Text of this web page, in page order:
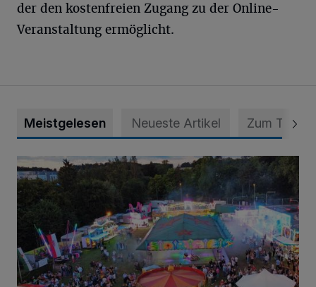
der den kostenfreien Zugang zu der Online-
Veranstaltung ermöglicht.
Meistgelesen Neueste Artikel Zum Thema
Vier Tage mit vollem Programm